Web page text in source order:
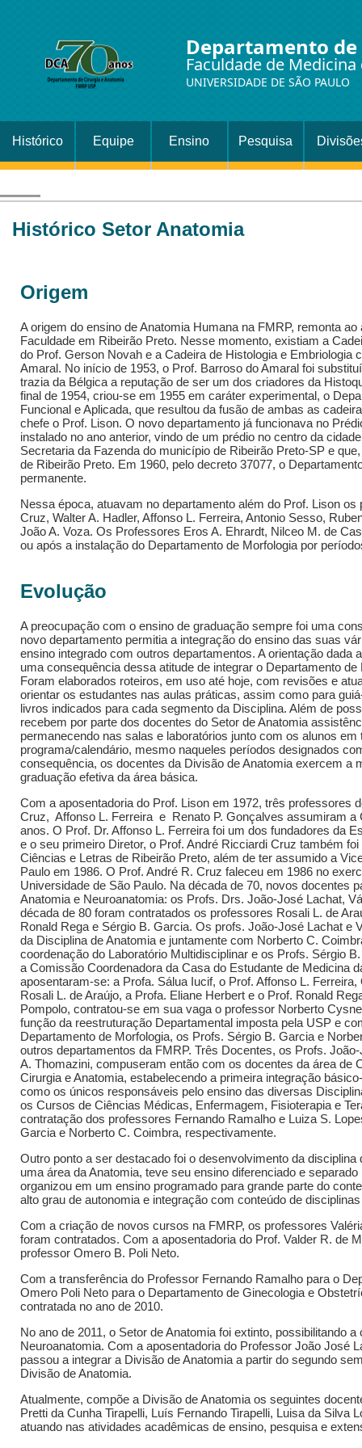
Departamento
Faculdade de
UNIVERSIDADE DE SÃO PAULO
Histórico Equipe Ensino Pesquisa
Histórico Setor Anatomia
Origem
A origem do ensino de Anatomia Humana na FMRP, remonta
Faculdade em Ribeirão Preto. Nesse momento, existiam a
do Prof. Gerson Novah e a Cadeira de Histologia e Embriologia
Amaral. No início de 1953, o Prof. Barroso do Amaral foi
trazia da Bélgica a reputação de ser um dos criadores da
final de 1954, criou-se em 1955 em caráter experimental, o
Funcional e Aplicada, que resultou da fusão de ambas as
chefe o Prof. Lison. O novo departamento já funcionava no
instalado no ano anterior, vindo de um prédio no centro da
Secretaria da Fazenda do município de Ribeirão Preto-SP e
de Ribeirão Preto. Em 1960, pelo decreto 37077, o
permanente.
Nessa época, atuavam no departamento além do Prof. Lison
Cruz, Walter A. Hadler, Affonso L. Ferreira, Antonio Sesso,
João A. Voza. Os Professores Eros A. Ehrardt, Nilceo M. de
ou após a instalação do Departamento de Morfologia por
Evolução
A preocupação com o ensino de graduação sempre foi uma
novo departamento permitia a integração do ensino das suas
ensino integrado com outros departamentos. A orientação dada
uma consequência dessa atitude de integrar o Departamento
Foram elaborados roteiros, em uso até hoje, com revisões e
orientar os estudantes nas aulas práticas, assim como para
livros indicados para cada segmento da Disciplina. Além de
recebem por parte dos docentes do Setor de Anatomia
permanecendo nas salas e laboratórios junto com os alunos
programa/calendário, mesmo naqueles períodos designados
consequência, os docentes da Divisão de Anatomia exercem a
graduação efetiva da área básica.
Com a aposentadoria do Prof. Lison em 1972, três professores
Cruz, Affonso L. Ferreira e Renato P. Gonçalves assumiram a
anos. O Prof. Dr. Affonso L. Ferreira foi um dos fundadores da
e o seu primeiro Diretor, o Prof. André Ricciardi Cruz também
Ciências e Letras de Ribeirão Preto, além de ter assumido a
Paulo em 1986. O Prof. André R. Cruz faleceu em 1986 no
Universidade de São Paulo. Na década de 70, novos docentes
Anatomia e Neuroanatomia: os Profs. Drs. João-José Lachat,
década de 80 foram contratados os professores Rosali L. de
Ronald Rega e Sérgio B. Garcia. Os profs. João-José Lachat e
da Disciplina de Anatomia e juntamente com Norberto C.
coordenação do Laboratório Multidisciplinar e os Profs. Sérgio
a Comissão Coordenadora da Casa do Estudante de Medicina
aposentaram-se: a Profa. Sálua Iucif, o Prof. Affonso L.
Rosali L. de Araújo, a Profa. Eliane Herbert e o Prof. Ronald
Pompolo, contratou-se em sua vaga o professor Norberto
função da reestruturação Departamental imposta pela USP e
Departamento de Morfologia, os Profs. Sérgio B. Garcia e
outros departamentos da FMRP. Três Docentes, os Profs.
A. Thomazini, compuseram então com os docentes da área de
Cirurgia e Anatomia, estabelecendo a primeira integração
como os únicos responsáveis pelo ensino das diversas
os Cursos de Ciências Médicas, Enfermagem, Fisioterapia e
contratação dos professores Fernando Ramalho e Luiza S.
Garcia e Norberto C. Coimbra, respectivamente.
Outro ponto a ser destacado foi o desenvolvimento da
uma área da Anatomia, teve seu ensino diferenciado e
organizou em um ensino programado para grande parte do
alto grau de autonomia e integração com conteúdo de
Com a criação de novos cursos na FMRP, os professores
foram contratados. Com a aposentadoria do Prof. Valder R. de
professor Omero B. Poli Neto.
Com a transferência do Professor Fernando Ramalho para o
Omero Poli Neto para o Departamento de Ginecologia e
contratada no ano de 2010.
No ano de 2011, o Setor de Anatomia foi extinto, possibilitando
Neuroanatomia. Com a aposentadoria do Professor João José
passou a integrar a Divisão de Anatomia a partir do segundo
Divisão de Anatomia.
Atualmente, compõe a Divisão de Anatomia os seguintes
Pretti da Cunha Tirapelli, Luís Fernando Tirapelli, Luisa da Silva
atuando nas atividades acadêmicas de ensino, pesquisa e